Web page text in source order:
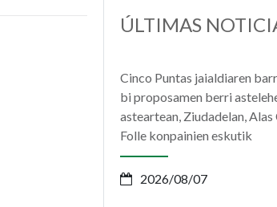
ÚLTIMAS
Cinco Puntas jaialdiaren
bi proposamen berri
asteartean, Ziudadelan,
Folle konpainien eskutik
2026/08/07